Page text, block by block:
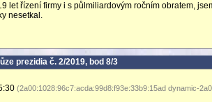
let řízení firmy i s půlmiliardovým ročním obratem,
nesetkal.
prezidia č. 2/2019, bod 8/3
(2a00:1028:96c7:acda:99d8:f93e:33b9:15ad dynamic-